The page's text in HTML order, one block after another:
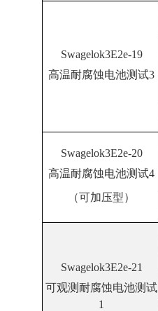
Swagelok3E2e-19
高温耐腐蚀电池测试3
Swagelok3E2e-20
高温耐腐蚀电池测试4
（可加压型）
Swagelok3E2e-21
可观测耐腐蚀电池测试
1